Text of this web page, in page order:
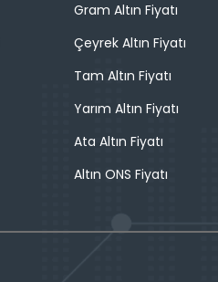
Gram Altın Fiyatı
Çeyrek Altın Fiyatı
Tam Altın Fiyatı
Yarım Altın Fiyatı
Ata Altın Fiyatı
Altın ONS Fiyatı